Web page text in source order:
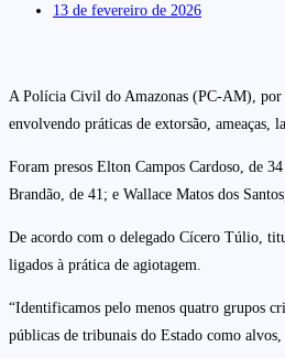
13 de fevereiro de 2026
A Polícia Civil do Amazonas (PC-AM), por
envolvendo práticas de extorsão, ameaças,
Foram presos Elton Campos Cardoso, de
Brandão, de 41; e Wallace Matos dos
De acordo com o delegado Cícero Túlio,
ligados à prática de agiotagem.
“Identificamos pelo menos quatro grupos
públicas de tribunais do Estado como